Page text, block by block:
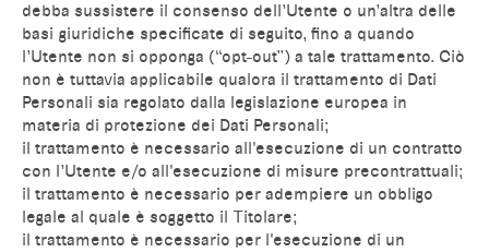
debba sussistere il consenso dell’Utente o un’altra delle
basi giuridiche specificate di seguito, fino a quando
l’Utente non si opponga (“opt-out”) a tale trattamento. Ciò
non è tuttavia applicabile qualora il trattamento di Dati
Personali sia regolato dalla legislazione europea in
materia di protezione dei Dati Personali;
il trattamento è necessario all'esecuzione di un contratto
con l’Utente e/o all'esecuzione di misure precontrattuali;
il trattamento è necessario per adempiere un obbligo
legale al quale è soggetto il Titolare;
il trattamento è necessario per l'esecuzione di un